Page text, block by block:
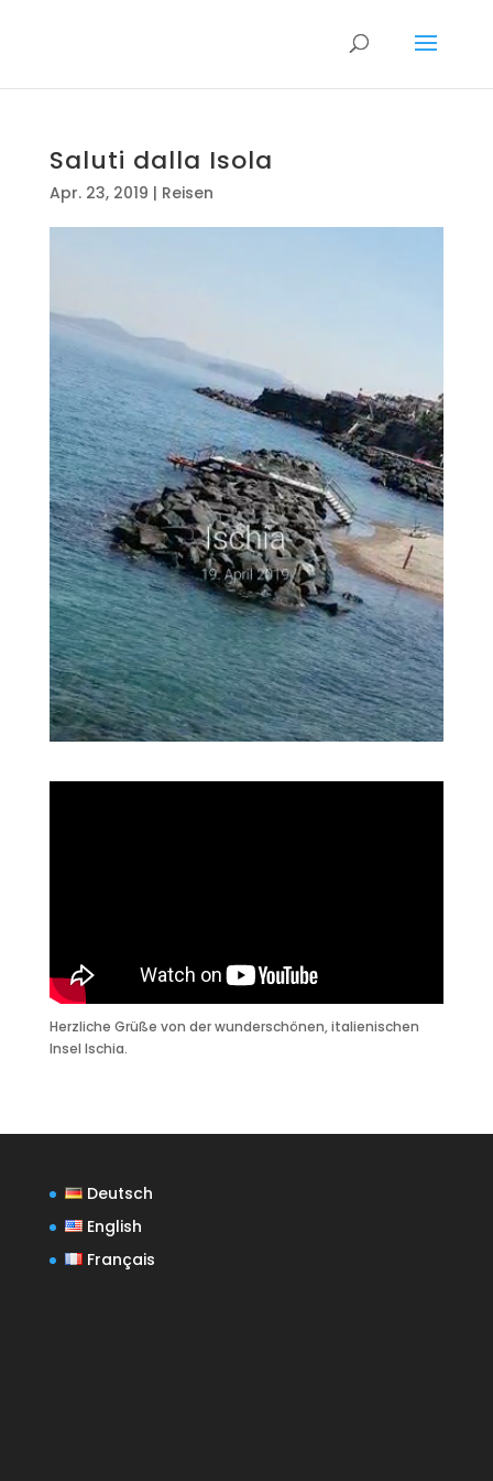
Saluti dalla Isola
Apr. 23, 2019 | Reisen
Herzliche Grüße von der wunderschönen, italienischen
Insel Ischia.
Deutsch
English
Français